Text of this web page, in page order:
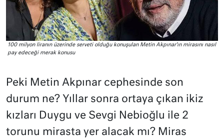
100 milyon liranın üzerinde serveti olduğu konuşulan Metin Akpınar’ın mirasını nasıl
pay edeceği merak konusu
Peki Metin Akpınar cephesinde son
durum ne? Yıllar sonra ortaya çıkan ikiz
kızları Duygu ve Sevgi Nebioğlu ile 2
torunu mirasta yer alacak mı? Miras